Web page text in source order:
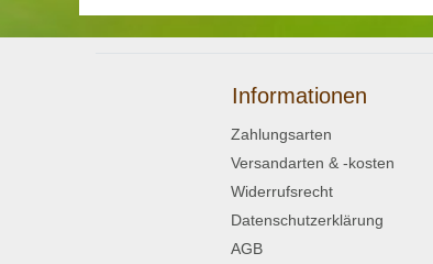
Informationen
Zahlungsarten
Versandarten & -kosten
Widerrufsrecht
Datenschutzerklärung
AGB